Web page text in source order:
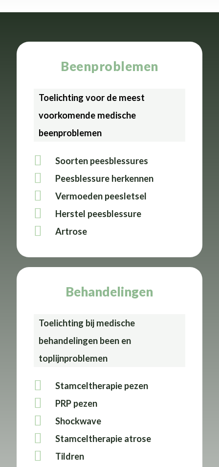
Beenproblemen
Toelichting voor de meest
voorkomende medische
beenproblemen
Soorten peesblessures
Peesblessure herkennen
Vermoeden peesletsel
Herstel peesblessure
Artrose
Behandelingen
Toelichting bij medische
behandelingen been en
toplijnproblemen
Stamceltherapie pezen
PRP pezen
Shockwave
Stamceltherapie atrose
Tildren